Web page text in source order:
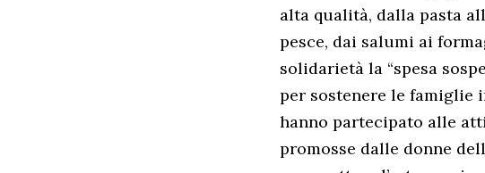
alta qualità, dalla pasta
pesce, dai salumi ai
solidarietà la “spesa
per sostenere le famiglie
hanno partecipato alle
promosse dalle donne